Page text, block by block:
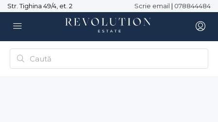
Str. Tighina 49/4, et. 2 Scrie email | 078844484